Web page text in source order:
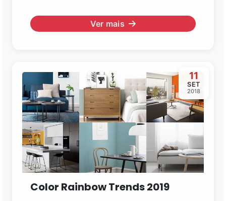
Ver mais
11
SET
2018
Color Rainbow Trends 2019